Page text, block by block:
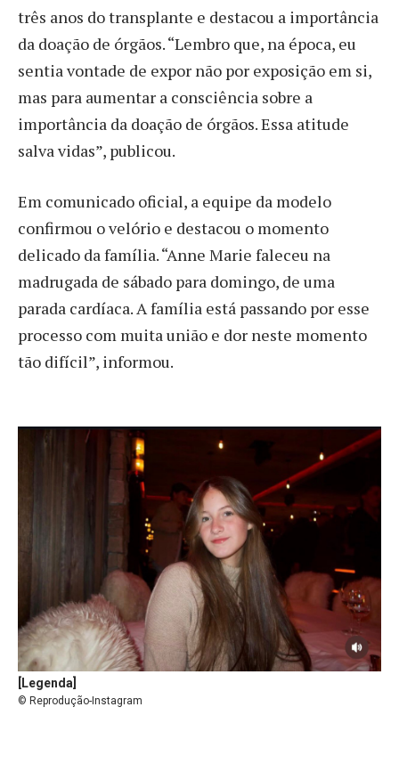
três anos do transplante e destacou a importância
da doação de órgãos. “Lembro que, na época, eu
sentia vontade de expor não por exposição em si,
mas para aumentar a consciência sobre a
importância da doação de órgãos. Essa atitude
salva vidas”, publicou.
Em comunicado oficial, a equipe da modelo
confirmou o velório e destacou o momento
delicado da família. “Anne Marie faleceu na
madrugada de sábado para domingo, de uma
parada cardíaca. A família está passando por esse
processo com muita união e dor neste momento
tão difícil”, informou.
[Legenda]
© Reprodução-Instagram